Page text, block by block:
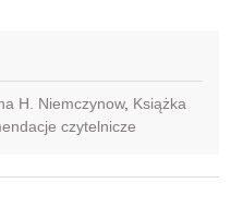
H. Niemczynow, Książka
czytelnicze